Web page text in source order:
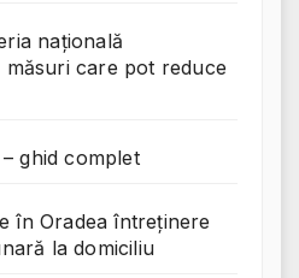
națională
măsuri care pot reduce
ghid complet
în Oradea întreținere
la domiciliu